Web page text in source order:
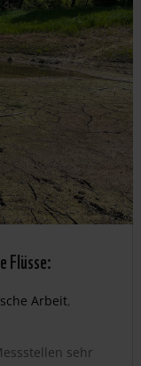
Flüsse:
Arbeit,
sehr